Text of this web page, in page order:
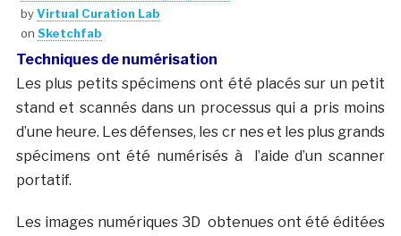
byVirtual Curation Lab
on Sketchfab
Techniques de numérisation
Les plus petits spécimens ont été placés sur un petit
stand et scannés dans un processus qui a pris moins
d’une heure. Les défenses, les cr nes et les plus grands
spécimens ont été numérisés à l’aide d’un scanner
portatif.
Les images numériques 3D obtenues ont été éditées